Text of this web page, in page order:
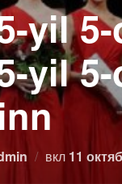
yil
yil
вкл 11